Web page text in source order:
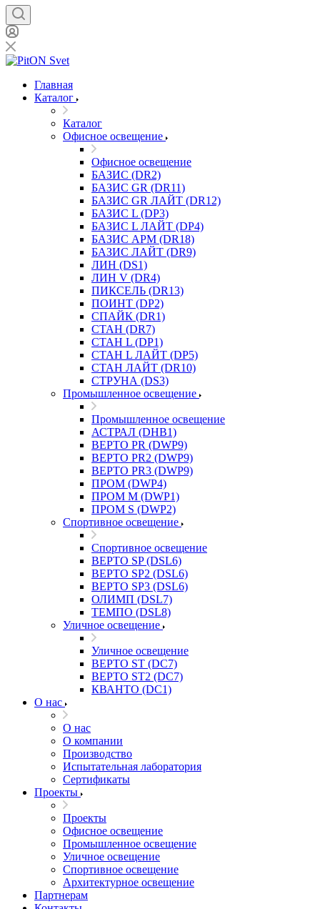
Главная
Каталог
Каталог
Офисное освещение
Офисное освещение
БАЗИС (DR2)
БАЗИС GR (DR11)
БАЗИС GR ЛАЙТ (DR12)
БАЗИС L (DP3)
БАЗИС L ЛАЙТ (DP4)
БАЗИС АРМ (DR18)
БАЗИС ЛАЙТ (DR9)
ЛИН (DS1)
ЛИН V (DR4)
ПИКСЕЛЬ (DR13)
ПОИНТ (DP2)
СПАЙК (DR1)
СТАН (DR7)
СТАН L (DP1)
СТАН L ЛАЙТ (DP5)
СТАН ЛАЙТ (DR10)
СТРУНА (DS3)
Промышленное освещение
Промышленное освещение
АСТРАЛ (DHB1)
ВЕРТО PR (DWP9)
ВЕРТО PR2 (DWP9)
ВЕРТО PR3 (DWP9)
ПРОМ (DWP4)
ПРОМ M (DWP1)
ПРОМ S (DWP2)
Спортивное освещение
Спортивное освещение
ВЕРТО SP (DSL6)
ВЕРТО SP2 (DSL6)
ВЕРТО SP3 (DSL6)
ОЛИМП (DSL7)
ТЕМПО (DSL8)
Уличное освещение
Уличное освещение
ВЕРТО ST (DC7)
ВЕРТО ST2 (DC7)
КВАНТО (DC1)
О нас
О нас
О компании
Производство
Испытательная лаборатория
Сертификаты
Проекты
Проекты
Офисное освещение
Промышленное освещение
Уличное освещение
Спортивное освещение
Архитектурное освещение
Партнерам